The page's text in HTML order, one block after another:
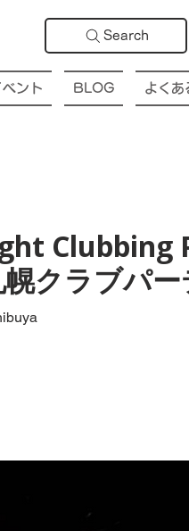
Search
ベント BLOG よくあ
Clubbing
クラブパー